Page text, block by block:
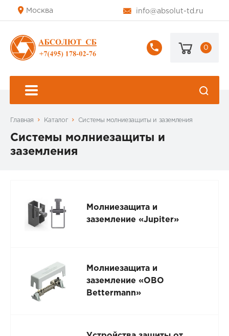
Москва info@absolut-td.ru
+7
178-
0
Главная Каталог Системы молниезащиты и заземления
Системы молниезащиты и
заземления
Молниезащита и
заземление «Jupiter»
Молниезащита и
заземление «OBO
Bettermann»